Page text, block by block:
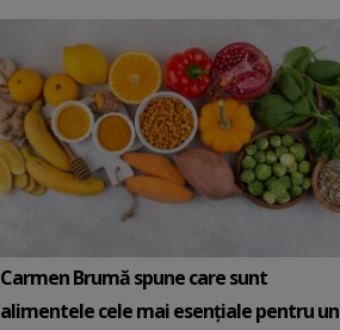
Carmen Brumă spune care sunt
alimentele cele mai esențiale pentru un